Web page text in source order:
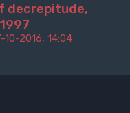
decrepitude,
10-2016, 14:04